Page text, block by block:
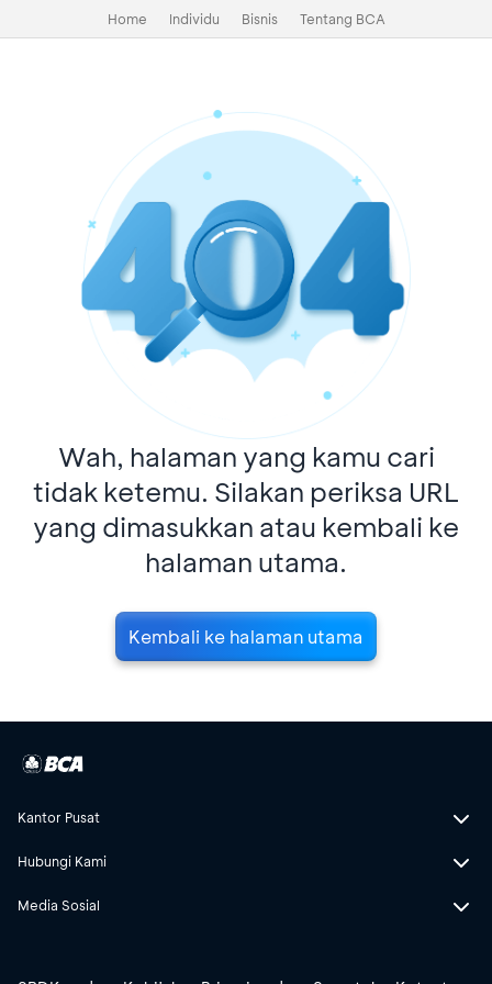
Home Individu Bisnis Tentang BCA
Wah, halaman yang kamu cari
tidak ketemu. Silakan periksa URL
yang dimasukkan atau kembali ke
halaman utama.
Kembali ke halaman utama
Kantor Pusat
Hubungi Kami
Media Sosial